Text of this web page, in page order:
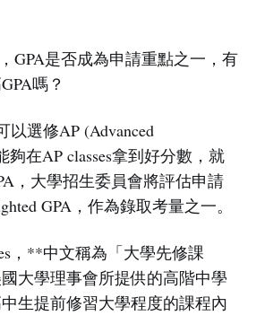
GPA是否成為申請重點之一，有
嗎？
選修AP (Advanced
夠在AP classes拿到好分數，就
，大學招生委員會將評估申請
GPA，作為錄取考量之一。
，**中文稱為「大學先修課
大學理事會所提供的高階中學
生提前修習大學程度的課程內